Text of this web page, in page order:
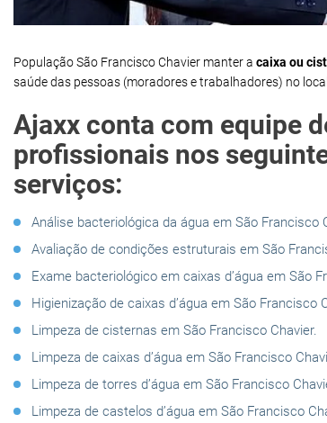
População São Francisco Chavier manter a caixa ou
saúde das pessoas (moradores e trabalhadores) no local.
Ajaxx conta com equipe
profissionais nos
serviços:
Análise bacteriológica da água em São Francisco
Avaliação de condições estruturais em São
Exame bacteriológico em caixas d’água em São
Higienização de caixas d’água em São Francisco
Limpeza de cisternas em São Francisco Chavier.
Limpeza de caixas d’água em São Francisco
Limpeza de torres d’água em São Francisco
Limpeza de castelos d’água em São Francisco